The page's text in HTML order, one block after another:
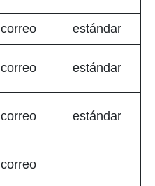
correo estándar
correo estándar
correo estándar
correo